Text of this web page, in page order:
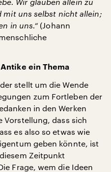
mit uns selbst nicht allein;
in uns.“ (Johann
ein Thema
stellt um die Wende
zum Fortleben der
in den Werken
Vorstellung, dass sich
es also so etwas wie
geben könnte, ist
Zeitpunkt
Frage, wem die Ideen